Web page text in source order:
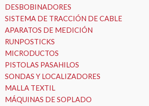
DESBOBINADORES
SISTEMA DE TRACCIÓN DE CABLE
APARATOS DE MEDICIÓN
RUNPOSTICKS
MICRODUCTOS
PISTOLAS PASAHILOS
SONDAS Y LOCALIZADORES
MALLA TEXTIL
MÁQUINAS DE SOPLADO